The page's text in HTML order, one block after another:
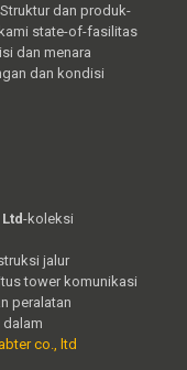
Struktur dan produk-
state-of-fasilitas
dan menara
dan kondisi
-koleksi
jalur
tower komunikasi
peralatan
co., ltd